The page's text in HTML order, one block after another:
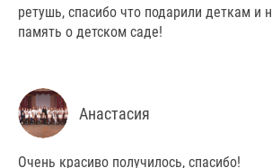
ретушь, спасибо что подарили деткам и
память о детском саде!
Анастасия
Очень красиво получилось, спасибо!